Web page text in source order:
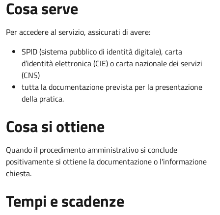
Cosa serve
Per accedere al servizio, assicurati di avere:
SPID (sistema pubblico di identità digitale), carta
d’identità elettronica (CIE) o carta nazionale dei servizi
(CNS)
tutta la documentazione prevista per la presentazione
della pratica.
Cosa si ottiene
Quando il procedimento amministrativo si conclude
positivamente si ottiene la documentazione o l'informazione
chiesta.
Tempi e scadenze